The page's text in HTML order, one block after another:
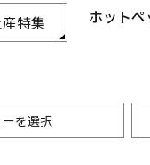
特集 ホット
を選択